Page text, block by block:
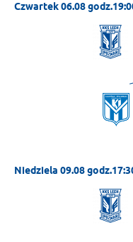
Czwartek 06.08
Niedziela 09.08